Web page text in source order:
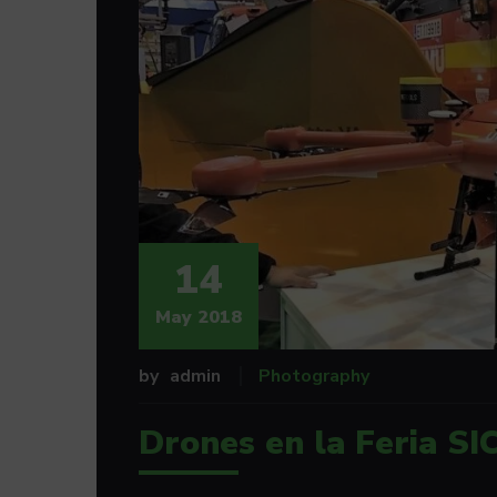
14
May 2018
by admin Photography
Drones en la Feria